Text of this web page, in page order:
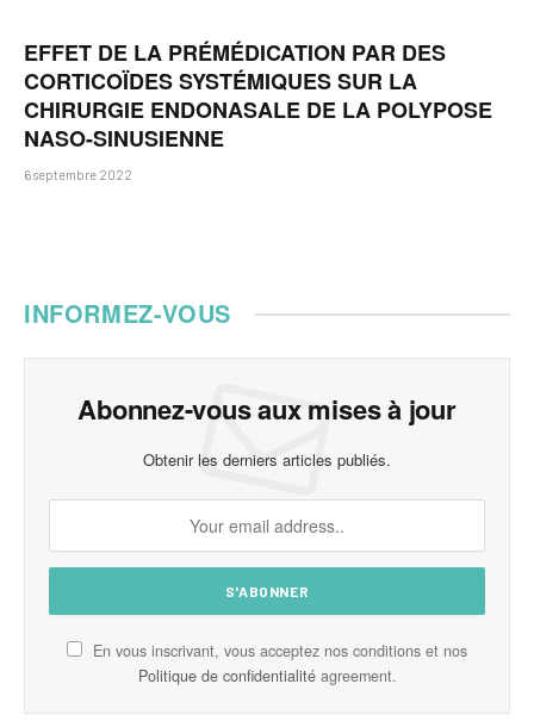
EFFET DE LA PRÉMÉDICATION PAR DES
CORTICOÏDES SYSTÉMIQUES SUR LA
CHIRURGIE ENDONASALE DE LA POLYPOSE
NASO-SINUSIENNE
6 septembre 2022
INFORMEZ-VOUS
Abonnez-vous aux mises à jour
Obtenir les derniers articles publiés.
En vous inscrivant, vous acceptez nos conditions et nos
Politique de confidentialitéagreement.